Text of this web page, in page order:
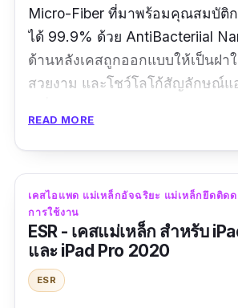
Micro-Fiber ที่มาพร้อมคุณสมบัติก
ได้ 99.9% ด้วย AntiBacteriial
ด้านหลังเคสถูกออกแบบให้เป็นฝา
สวยงาม และโชว์โลโก้สัญลักษณ์แ
เคส ipad air นี้มาพร้อมกับแนวพับ
การตั้งได้ 3 รูปแบบ ทั้งแนวตั้ง แน
การดูหนัง แนวนอนสำหรับการพิมพ์
ป้องกัน และชาร์จปากกาได้อย่างส
เวลาเดียวกัน
ตัวเคสมีช่องสำหรับรองรับระบบ
READ MORE
เคสไอแพด แม่เหล็กอัจฉริยะ แม่เหล็กยึดติด
การใช้งาน
ESR - เคสแม่เหล็ก สำหรับ
และ iPad Pro 2020
ESR